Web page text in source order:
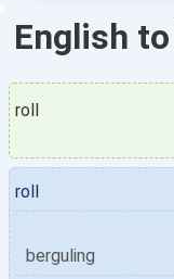
English
roll
roll
berguling